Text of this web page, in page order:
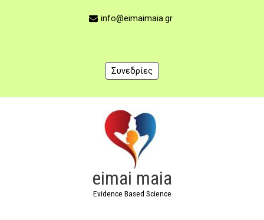
info@eimaimaia.gr
Συνεδρίες
eimai maia
Evidence Based Science
Κύριο
Μενού